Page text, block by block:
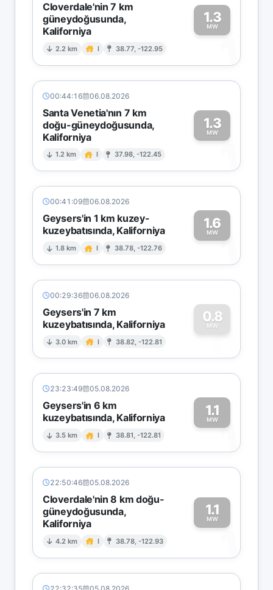
Cloverdale'nin 7 km
güneydoğusunda,
Kaliforniya
2.2 km I 38.77, -122.95
1.3
MW
1
00:44:16 06.08.2026
Santa Venetia'nın 7 km
doğu-güneydoğusunda,
Kaliforniya
1.2 km I 37.98, -122.45
1.3
MW
1
00:41:09 06.08.2026
Geysers'in 1 km kuzey-
kuzeybatısında, Kaliforniya
1.8 km I 38.78, -122.76
1.6
MW1
00:29:36 06.08.2026
Geysers'in 7 km
kuzeybatısında, Kaliforniya
3.0 km I 38.82, -122.81
0.8
MW
0
23:23:49 05.08.2026
Geysers'in 6 km
kuzeybatısında, Kaliforniya
3.5 km I 38.81, -122.81
1.1
MW1
22:50:46 05.08.2026
Cloverdale'nin 8 km doğu-
güneydoğusunda,
Kaliforniya
4.2 km I 38.78, -122.93
1.1
MW
1